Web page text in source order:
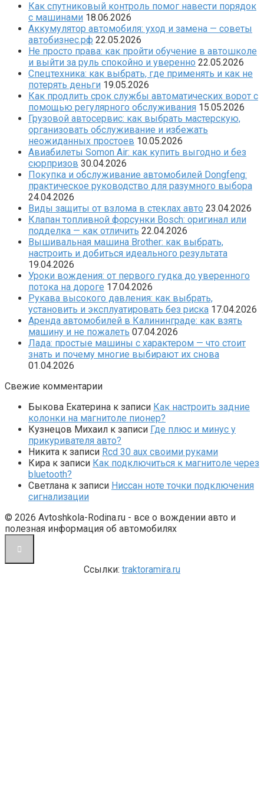
Как спутниковый контроль помог навести порядок
с машинами 18.06.2026
Аккумулятор автомобиля: уход и замена — советы
автобизнес.рф 22.05.2026
Не просто права: как пройти обучение в автошколе
и выйти за руль спокойно и уверенно 22.05.2026
Спецтехника: как выбрать, где применять и как не
потерять деньги 19.05.2026
Как продлить срок службы автоматических ворот с
помощью регулярного обслуживания 15.05.2026
Грузовой автосервис: как выбрать мастерскую,
организовать обслуживание и избежать
неожиданных простоев 10.05.2026
Авиабилеты Somon Air: как купить выгодно и без
сюрпризов 30.04.2026
Покупка и обслуживание автомобилей Dongfeng:
практическое руководство для разумного выбора
24.04.2026
Виды защиты от взлома в стеклах авто 23.04.2026
Клапан топливной форсунки Bosch: оригинал или
подделка — как отличить 22.04.2026
Вышивальная машина Brother: как выбрать,
настроить и добиться идеального результата
19.04.2026
Уроки вождения: от первого гудка до уверенного
потока на дороге 17.04.2026
Рукава высокого давления: как выбрать,
установить и эксплуатировать без риска 17.04.2026
Аренда автомобилей в Калининграде: как взять
машину и не пожалеть 07.04.2026
Лада: простые машины с характером — что стоит
знать и почему многие выбирают их снова
01.04.2026
Свежие комментарии
Быкова Екатерина к записи Как настроить задние
колонки на магнитоле пионер?
Кузнецов Михаил к записи Где плюс и минус у
прикуривателя авто?
Никита к записи Rcd 30 aux своими руками
Кира к записи Как подключиться к магнитоле через
bluetooth?
Светлана к записи Ниссан ноте точки подключения
сигнализации
© 2026 Avtoshkola-Rodina.ru - все о вождении авто и
полезная информация об автомобилях
Ссылки: traktoramira.ru